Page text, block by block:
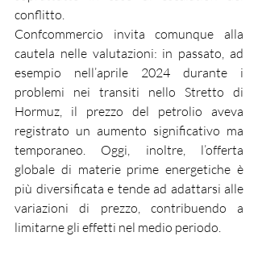
conflitto.
Confcommercio invita comunque alla
cautela nelle valutazioni: in passato, ad
esempio nell’aprile 2024 durante i
problemi nei transiti nello Stretto di
Hormuz, il prezzo del petrolio aveva
registrato un aumento significativo ma
temporaneo. Oggi, inoltre, l’offerta
globale di materie prime energetiche è
più diversificata e tende ad adattarsi alle
variazioni di prezzo, contribuendo a
limitarne gli effetti nel medio periodo.